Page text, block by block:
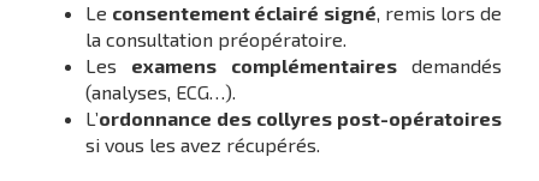
Le consentement éclairé signé, remis lors de
la consultation préopératoire.
Les examens complémentairesdemandés
(analyses, ECG…).
L’ordonnance des collyres post-opératoires
si vous les avez récupérés.